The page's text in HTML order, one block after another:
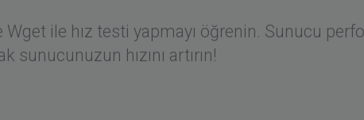
ile hız testi yapmayı öğrenin. Sunucu
hızını artırın!